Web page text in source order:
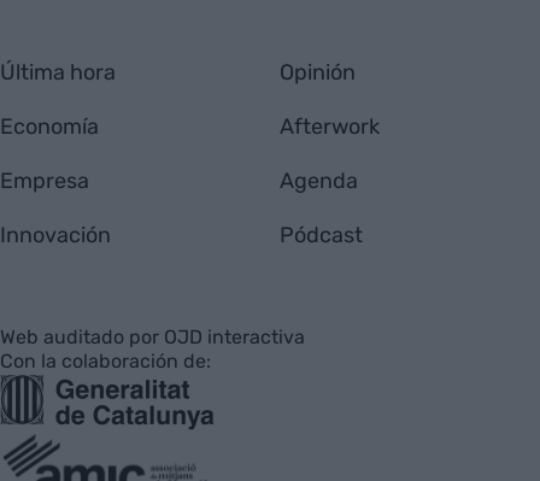
Última hora
Economía
Empresa
Innovación
Opinión
Afterwork
Agenda
Pódcast
Web auditado por OJD interactiva
Con la colaboración de: